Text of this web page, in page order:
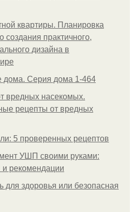
квартиры. Планировка
практичного,
дизайна в
дома. Серия дома 1-464
вредных насекомых.
рецепты от вредных
5 проверенных рецептов
УШП своими руками:
рекомендации
для здоровья или безопасная